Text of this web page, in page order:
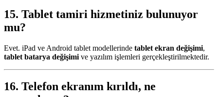
15. Tablet tamiri hizmetiniz bulunuyor
mu?
Evet. iPad ve Android tablet modellerinde tablet ekran değişimi,
tablet batarya değişimi ve yazılım işlemleri gerçekleştirilmektedir.
16. Telefon ekranım kırıldı, ne